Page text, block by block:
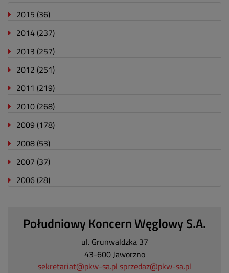
2015 (36)
2014 (237)
2013 (257)
2012 (251)
2011 (219)
2010 (268)
2009 (178)
2008 (53)
2007 (37)
2006 (28)
Południowy Koncern Węglowy S.A.
ul. Grunwaldzka 37
43-600 Jaworzno
sekretariat@pkw-sa.pl sprzedaz@pkw-sa.pl